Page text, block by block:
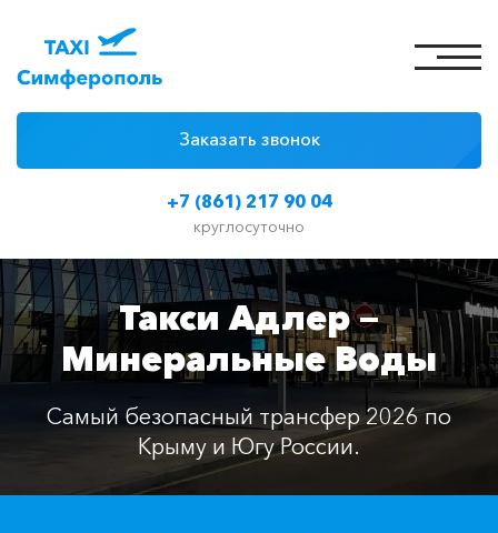
+7 (861) 217 90 04
круглосуточно
Заказать звонок
Цены на такси
Классы автомобилей
Отзывы
Контакты
Такси Адлер —
Минеральные Воды
Самый безопасный трансфер 2026 по
Крыму и Югу России.